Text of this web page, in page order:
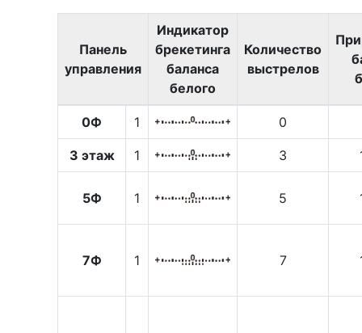
Панель
управления
Индикатор
брекетинга
баланса
белого
Количество
выстрелов
0Ф 1 0
3 этаж 1 3
5Ф 1 5
7Ф 1 7